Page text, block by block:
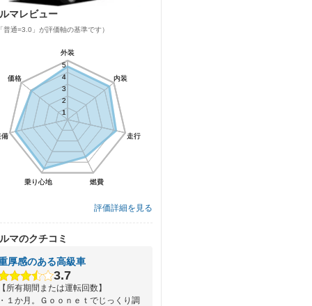
マレビュー
普通=3.0」が評価軸の基準です）
外装
内装
走行
燃費
乗り心地
備
価格
1
2
3
4
5
外装
内装
走行
燃費
乗り心地
備
価格
1
2
3
4
5
評価詳細を見る
マのクチコミ
厚感のある高級車
3.7
所有期間または運転回数】
１か月。Ｇｏｏｎｅｔでじっくり調